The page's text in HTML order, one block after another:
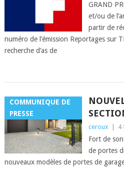
GRAND
et/ou de
partir de
numéro de l’émission Reportages sur
recherche d’as de
COMMUNIQUE DE
PRESSE
ceroux 4
Fort de
de portes
nouveaux modèles de portes de